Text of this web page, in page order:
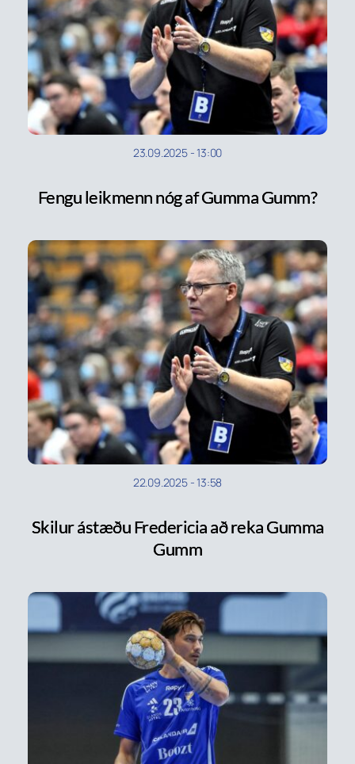
23.09.2025-13:00
Fengu leikmenn nóg af Gumma Gumm?
22.09.2025-13:58
Skilur ástæðu Fredericia að reka Gumma
Gumm